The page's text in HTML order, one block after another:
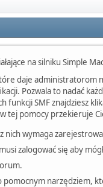
na silniku Simple
daje administratorom
Pozwala to nadać
funkcji SMF znajdziesz
pomocy przekieruje
nich wymaga
zalogować się aby
narzędziem,